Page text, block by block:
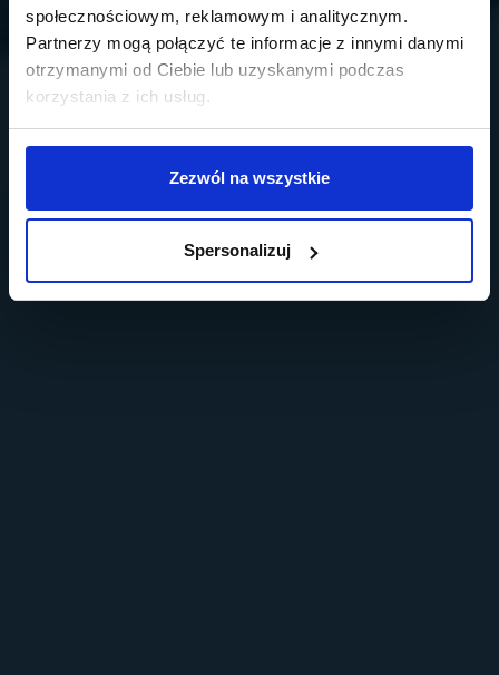
społecznościowym, reklamowym i analitycznym.
Partnerzy mogą połączyć te informacje z innymi danymi
otrzymanymi od Ciebie lub uzyskanymi podczas
korzystania z ich usług.
Zezwól na wszystkie
Spersonalizuj